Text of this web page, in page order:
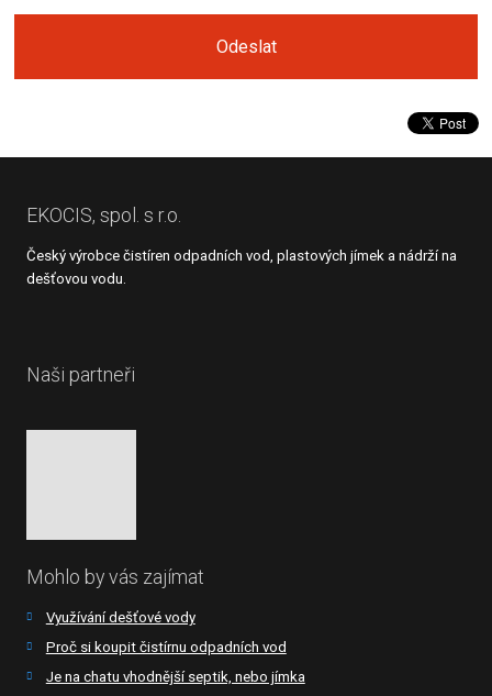
zpracováním
Odeslat
nepodařilo
odeslat.
EKOCIS, spol. s r.o.
Český výrobce čistíren odpadních vod, plastových jímek a nádrží na
dešťovou vodu.
Naši partneři
Mohlo by vás zajímat
Využívání dešťové vody
Proč si koupit čistírnu odpadních vod
Je na chatu vhodnější septik, nebo jímka